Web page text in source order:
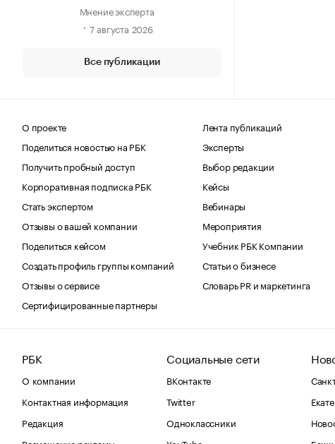
Мнение эксперта
7 августа 2026
Все публикации
О проекте
Поделиться новостью на РБК
Получить пробный доступ
Корпоративная подписка РБК
Стать экспертом
Отзывы о вашей компании
Поделиться кейсом
Создать профиль группы компаний
Отзывы о сервисе
Сертифицированные партнеры
Лента публикаций
Эксперты
Выбор редакции
Кейсы
Вебинары
Мероприятия
Учебник РБК Компании
Статьи о бизнесе
Словарь PR и маркетинга
РБК
О компании
Контактная информация
Редакция
Социальные сети
ВКонтакте
Twitter
Одноклассники